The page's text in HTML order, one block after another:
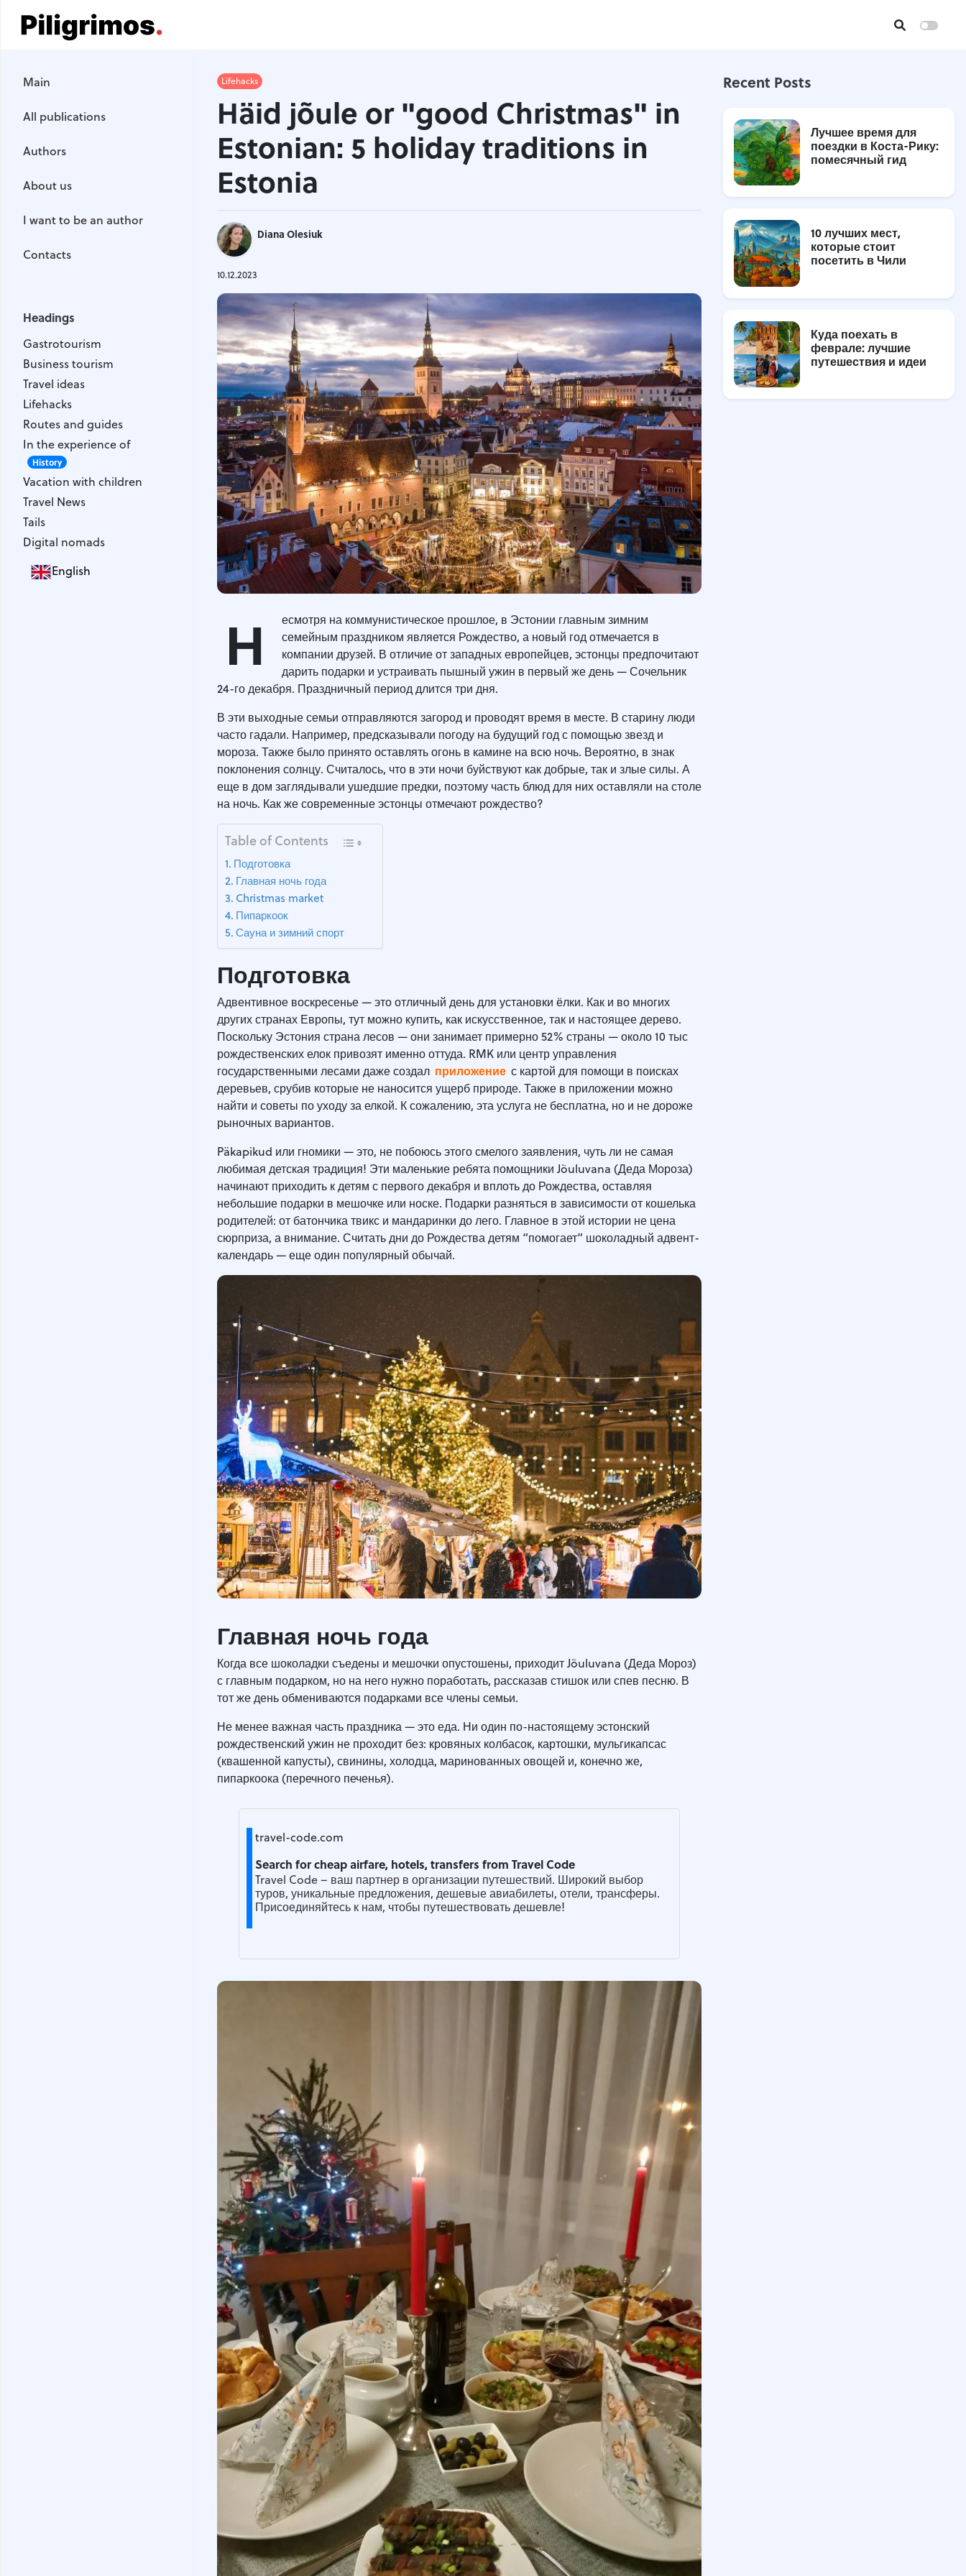
Gastrotourism
Business tourism
Travel ideas
Lifehacks
Routes and guides
In the experience of
History
Vacation with children
Travel News
Tails
Digital nomads
Main
All publications
Authors
About us
I want to be an author
Contacts
Headings
Gastrotourism
Business tourism
Travel ideas
Lifehacks
Routes and guides
In the experience of
History
Vacation with children
Travel News
Tails
Digital nomads
English
Lifehacks
Häid jõule or "good Christmas" in
Estonian: 5 holiday traditions in
Estonia
Diana Olesiuk
10.12.2023
Н
есмотря на коммунистическое прошлое, в Эстонии главным зимним
семейным праздником является Рождество, а новый год отмечается в
компании друзей. В отличие от западных европейцев, эстонцы предпочитают
дарить подарки и устраивать пышный ужин в первый же день — Сочельник
24-го декабря. Праздничный период длится три дня.
В эти выходные семьи отправляются загород и проводят время в месте. В старину люди
часто гадали. Например, предсказывали погоду на будущий год с помощью звезд и
мороза. Также было принято оставлять огонь в камине на всю ночь. Вероятно, в знак
поклонения солнцу. Считалось, что в эти ночи буйствуют как добрые, так и злые силы. А
еще в дом заглядывали ушедшие предки, поэтому часть блюд для них оставляли на столе
на ночь. Как же современные эстонцы отмечают рождество?
Table of Contents
Подготовка
Главная ночь года
Christmas market
Пипаркоок
Сауна и зимний спорт
Подготовка
Адвентивное воскресенье — это отличный день для установки ёлки. Как и во многих
других странах Европы, тут можно купить, как искусственное, так и настоящее дерево.
Поскольку Эстония страна лесов — они занимает примерно 52% страны — около 10 тыс
рождественских елок привозят именно оттуда. RMK или центр управления
государственными лесами даже создал приложение с картой для помощи в поисках
деревьев, срубив которые не наносится ущерб природе. Также в приложении можно
найти и советы по уходу за елкой. К сожалению, эта услуга не бесплатна, но и не дороже
рыночных вариантов.
Päkapikud или гномики — это, не побоюсь этого смелого заявления, чуть ли не самая
любимая детская традиция! Эти маленькие ребята помощники Jõuluvana (Деда Мороза)
начинают приходить к детям с первого декабря и вплоть до Рождества, оставляя
небольшие подарки в мешочке или носке. Подарки разняться в зависимости от кошелька
родителей: от батончика твикс и мандаринки до лего. Главное в этой истории не цена
сюрприза, а внимание. Считать дни до Рождества детям “помогает” шоколадный адвент-
календарь — еще один популярный обычай.
Главная ночь года
Когда все шоколадки съедены и мешочки опустошены, приходит Jõuluvana (Деда Мороз)
с главным подарком, но на него нужно поработать, рассказав стишок или спев песню. В
тот же день обмениваются подарками все члены семьи.
Не менее важная часть праздника — это еда. Ни один по-настоящему эстонский
рождественский ужин не проходит без: кровяных колбасок, картошки, мульгикапсас
(квашенной капусты), свинины, холодца, маринованных овощей и, конечно же,
пипаркоока (перечного печенья).
travel-code.com
Search for cheap airfare, hotels, transfers from Travel Code
Travel Code – ваш партнер в организации путешествий. Широкий выбор
туров, уникальные предложения, дешевые авиабилеты, отели, трансферы.
Присоединяйтесь к нам, чтобы путешествовать дешевле!
Recent Posts
Лучшее время для
поездки в Коста-Рику:
помесячный гид
10 лучших мест,
которые стоит
посетить в Чили
Куда поехать в
феврале: лучшие
путешествия и идеи